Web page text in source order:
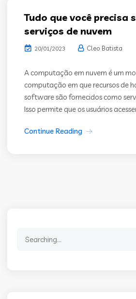
Tudo que você precisa
serviços de nuvem
20/01/2023 Cleo Batista
A computação em nuvem é um
computação em que recursos de
software são fornecidos como
Isso permite que os usuários
Continue Reading